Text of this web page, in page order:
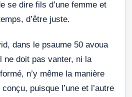
se dire fils d’une femme et
d’être juste.
dans le psaume 50 avoua
ne doit pas vanter, ni la
n’y même la manière
puisque l’une et l’autre